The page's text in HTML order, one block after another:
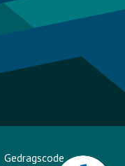
Gedragscode